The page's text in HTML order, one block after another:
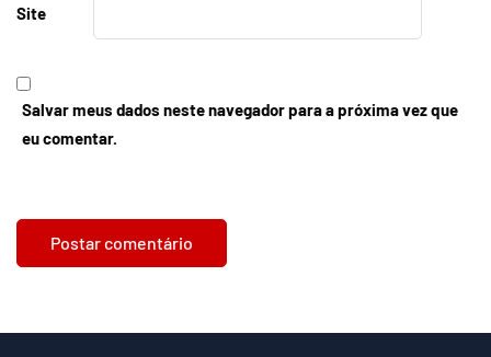
Site
Salvar meus dados neste navegador para a próxima vez que
eu comentar.